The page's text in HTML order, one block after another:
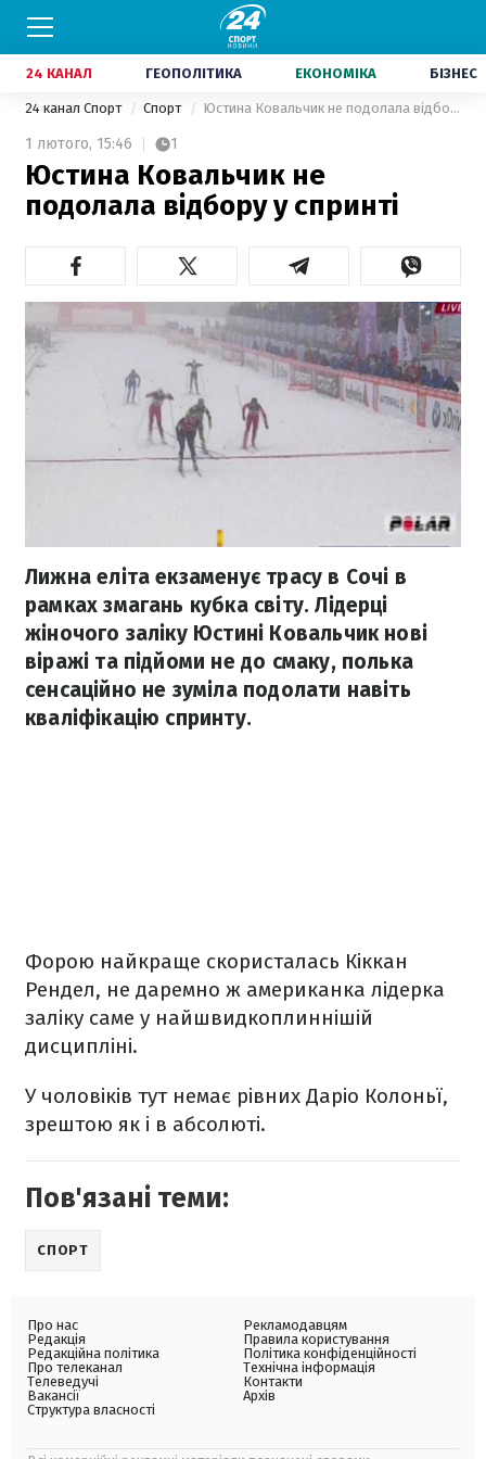
24 КАНАЛ ГЕОПОЛІТИКА ЕКОНОМІКА БІЗНЕС
24 канал Спорт Спорт Юстина Ковальчик не подолала відбору у спринті
1 лютого, 15:46 1
Юстина Ковальчик не
подолала відбору у спринті
Лижна еліта екзаменує трасу в Сочі в
рамках змагань кубка світу. Лідерці
жіночого заліку Юстині Ковальчик нові
віражі та підйоми не до смаку, полька
сенсаційно не зуміла подолати навіть
кваліфікацію спринту.
Форою найкраще скористалась Кіккан
Рендел, не даремно ж американка лідерка
заліку саме у найшвидкоплиннішій
дисципліні.
У чоловіків тут немає рівних Даріо Колоньї,
зрештою як і в абсолюті.
Пов'язані теми:
СПОРТ
Про нас
Редакція
Редакційна політика
Про телеканал
Телеведучі
Вакансії
Структура власності
Рекламодавцям
Правила користування
Політика конфіденційності
Технічна інформація
Контакти
Архів